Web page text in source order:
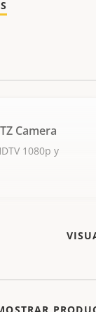
Camera
1080p y